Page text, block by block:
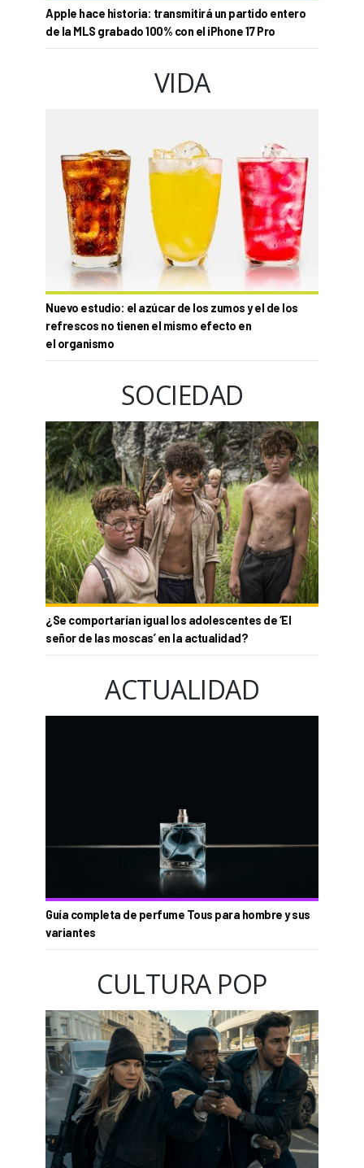
Apple hace historia: transmitirá un partido entero
de la MLS grabado 100% con el iPhone 17 Pro
VIDA
Nuevo estudio: el azúcar de los zumos y el de los
refrescos no tienen el mismo efecto en
el organismo
SOCIEDAD
¿Se comportarían igual los adolescentes de ‘El
señor de las moscas’ en la actualidad?
ACTUALIDAD
Guía completa de perfume Tous para hombre y sus
variantes
CULTURA POP